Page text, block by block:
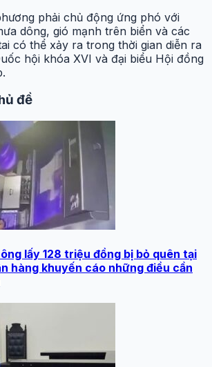
phải chủ động ứng phó với
dông, gió mạnh trên biển và các
có thể xảy ra trong thời gian diễn ra
hội khóa XVI và đại biểu Hội đồng
đề
lấy 128 triệu đồng bị bỏ quên tại
hàng khuyến cáo những điều cần